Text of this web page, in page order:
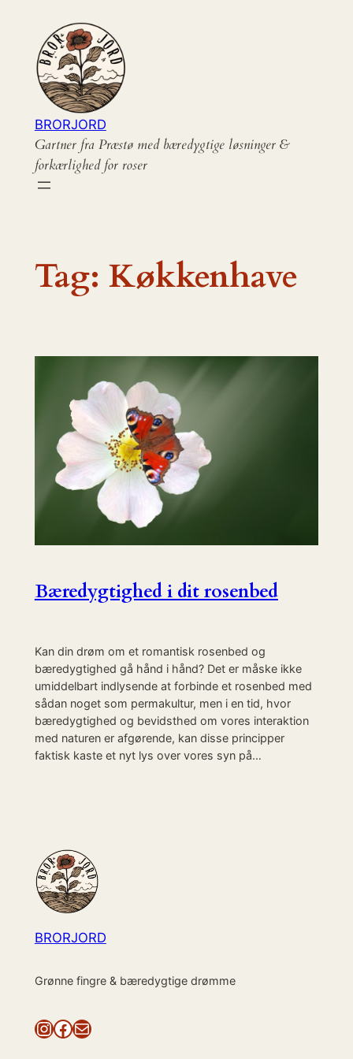
indhold
BRORJORD
Gartner fra Præstø med bæredygtige løsninger &
forkærlighed for roser
Tag: Køkkenhave
Bæredygtighed i dit rosenbed
Kan din drøm om et romantisk rosenbed og
bæredygtighed gå hånd i hånd? Det er måske ikke
umiddelbart indlysende at forbinde et rosenbed med
sådan noget som permakultur, men i en tid, hvor
bæredygtighed og bevidsthed om vores interaktion
med naturen er afgørende, kan disse principper
faktisk kaste et nyt lys over vores syn på…
BRORJORD
Grønne fingre & bæredygtige drømme
InstagramFacebook Mail